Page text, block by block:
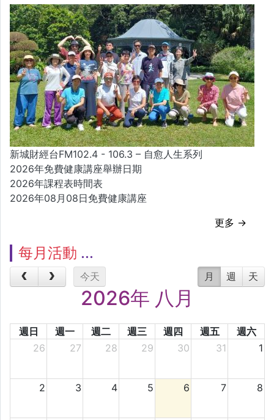
新城財經台FM102.4 - 106.3 – 自愈人生系列
2026年免費健康講座舉辦日期
2026年課程表時間表
2026年08月08日免費健康講座
更多 →
每月活動
今天 月 週 天
2026年 八月
週日 週一 週二 週三 週四 週五
週六
26
27 28 29 30 31 1
2 3 4 5 6 7 8